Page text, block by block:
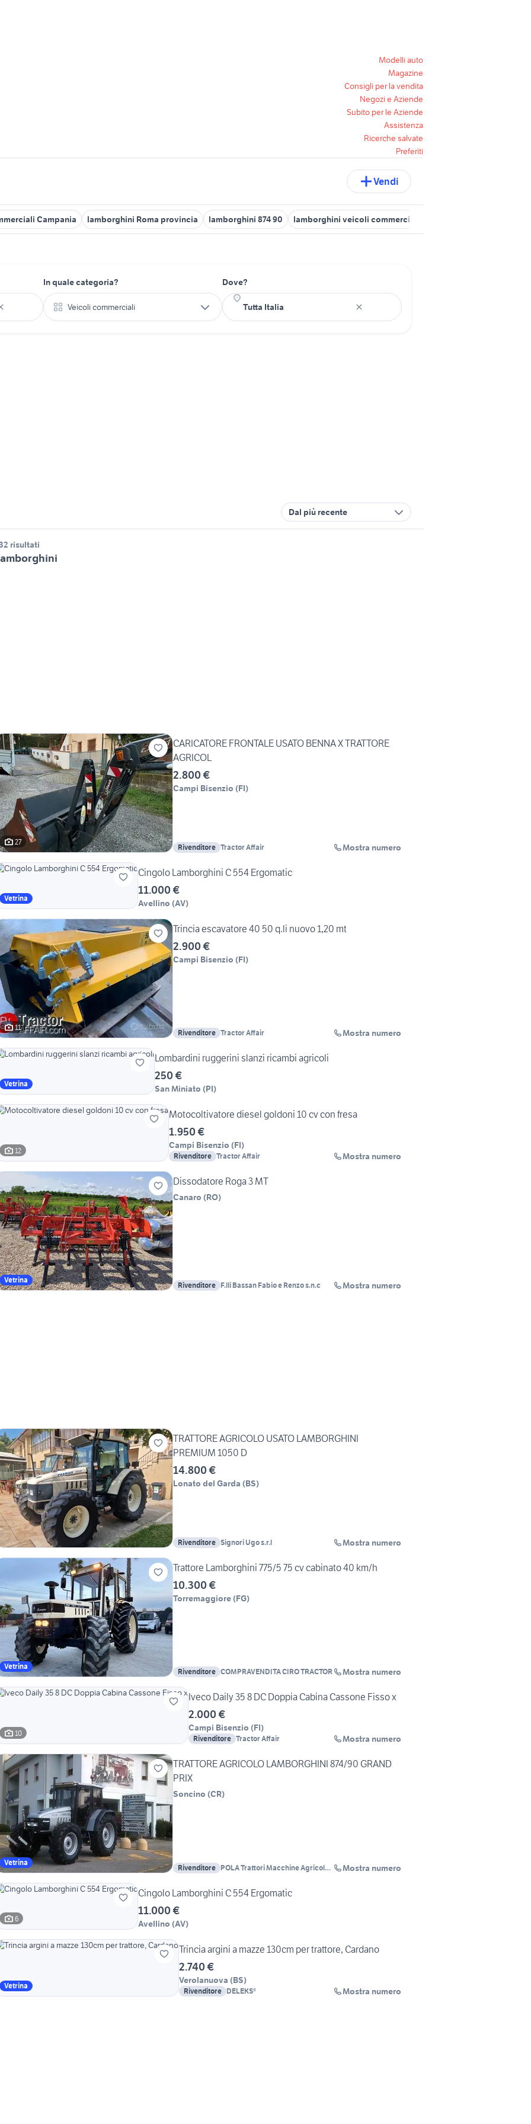
Modelli auto
Magazine
Consigli per la vendita
Negozi e Aziende
Subito per le Aziende
Assistenza
Ricerche salvate
Preferiti
Vendi
Campania lamborghini Roma provincia lamborghini 874 90 lamborghini veicoli commerciali Toscana
In quale categoria?
Veicoli commerciali
Dove?
Dal più recente
risultati
27
CARICATORE FRONTALE USATO BENNA X TRATTORE
AGRICOL
2.800 €
Campi Bisenzio (FI)
Rivenditore Tractor Affair Mostra numero
Vetrina
Cingolo Lamborghini C 554 Ergomatic
11.000 €
Avellino (AV)
11
Trincia escavatore 40 50 q.li nuovo 1,20 mt
2.900 €
Campi Bisenzio (FI)
Rivenditore Tractor Affair Mostra numero
Vetrina
Lombardini ruggerini slanzi ricambi agricoli
250 €
San Miniato (PI)
12
Motocoltivatore diesel goldoni 10 cv con fresa
1.950 €
Campi Bisenzio (FI)
Rivenditore Tractor Affair Mostra numero
Vetrina
Dissodatore Roga 3 MT
Canaro (RO)
Rivenditore F.lli Bassan Fabio e Renzo s.n.c Mostra numero
TRATTORE AGRICOLO USATO LAMBORGHINI
PREMIUM 1050 D
14.800 €
Lonato del Garda (BS)
Rivenditore Signori Ugo s.r.l Mostra numero
Vetrina
Trattore Lamborghini 775/5 75 cv cabinato 40 km/h
10.300 €
Torremaggiore (FG)
Rivenditore COMPRAVENDITA CIRO TRACTOR Mostra numero
10
Iveco Daily 35 8 DC Doppia Cabina Cassone Fisso x
2.000 €
Campi Bisenzio (FI)
Rivenditore Tractor Affair Mostra numero
Vetrina
TRATTORE AGRICOLO LAMBORGHINI 874/90 GRAND
PRIX
Soncino (CR)
Rivenditore POLA Trattori Macchine Agricole
Mostra numero
6
Cingolo Lamborghini C 554 Ergomatic
11.000 €
Avellino (AV)
Vetrina
Trincia argini a mazze 130cm per trattore, Cardano
2.740 €
Verolanuova (BS)
Rivenditore DELEKS® Mostra numero